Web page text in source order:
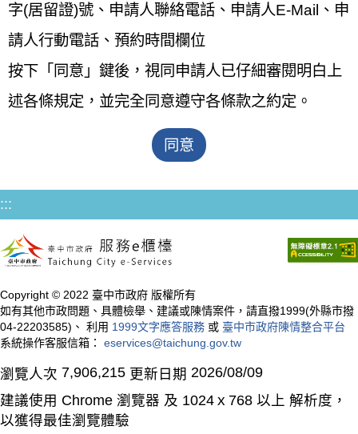
字(居留證)號、申請人聯絡電話、申請人E-Mail、申
請人行動電話、預約時間欄位
按下「同意」鍵後，視同申請人已仔細審閱明白上
述各條規定，並完全同意遵守各條款之約定。
:::
Copyright © 2022 臺中市政府 版權所有
如有其他市政問題、具體檢舉、建議或陳情案件，請直撥1999(外縣市撥
04-22203585)、 利用 1999文字應答服務 或 臺中市政府陳情整合平台
系統操作客服信箱： eservices@taichung.gov.tw
瀏覽人次 7,906,215 更新日期 2026/08/09
建議使用 Chrome 瀏覽器 及 1024ｘ768 以上 解析度，
以獲得最佳瀏覽體驗